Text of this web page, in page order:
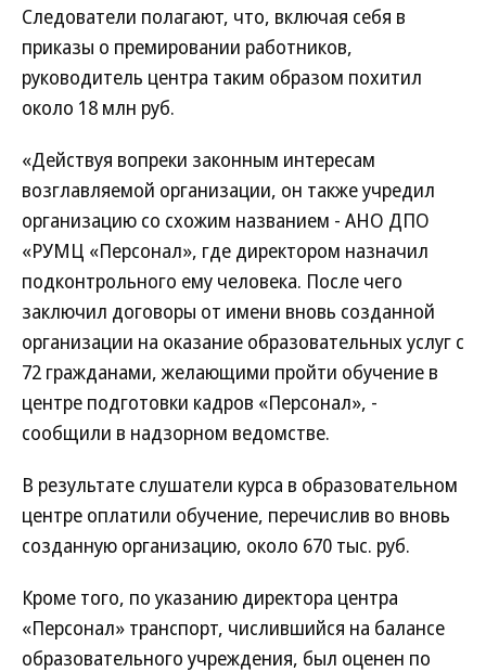
Следователи полагают, что, включая себя в
приказы о премировании работников,
руководитель центра таким образом похитил
около 18 млн руб.
«Действуя вопреки законным интересам
возглавляемой организации, он также учредил
организацию со схожим названием - АНО ДПО
«РУМЦ «Персонал», где директором назначил
подконтрольного ему человека. После чего
заключил договоры от имени вновь созданной
организации на оказание образовательных услуг с
72 гражданами, желающими пройти обучение в
центре подготовки кадров «Персонал», -
сообщили в надзорном ведомстве.
В результате слушатели курса в образовательном
центре оплатили обучение, перечислив во вновь
созданную организацию, около 670 тыс. руб.
Кроме того, по указанию директора центра
«Персонал» транспорт, числившийся на балансе
образовательного учреждения, был оценен по